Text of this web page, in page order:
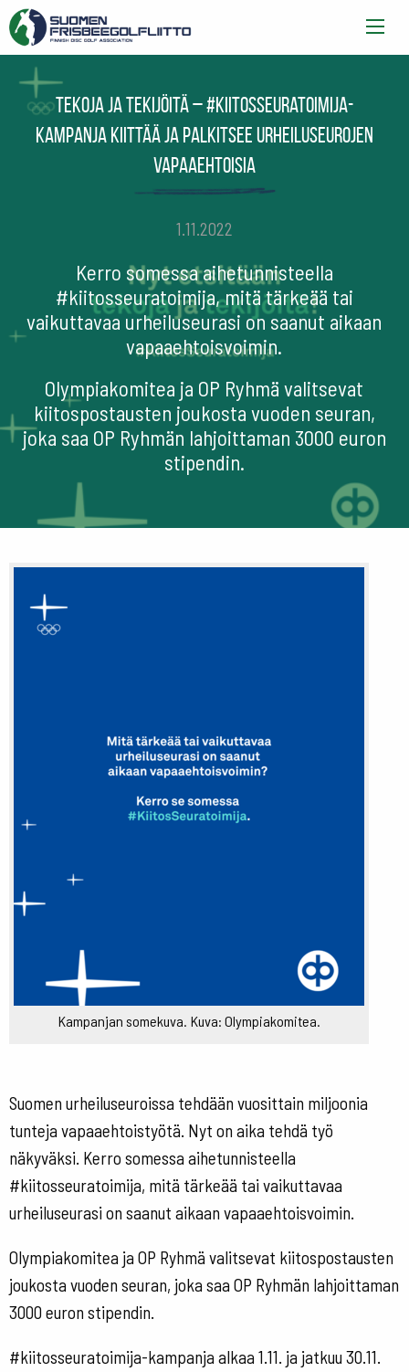
Tekoja ja tekijöitä – #kiitosseuratoimija-
kampanja kiittää ja palkitsee urheiluseurojen
vapaaehtoisia
1.11.2022
Kerro somessa aihetunnisteella
#kiitosseuratoimija, mitä tärkeää tai
vaikuttavaa urheiluseurasi on saanut aikaan
vapaaehtoisvoimin.
Olympiakomitea ja OP Ryhmä valitsevat
kiitospostausten joukosta vuoden seuran,
joka saa OP Ryhmän lahjoittaman 3000 euron
stipendin.
Kampanjan somekuva. Kuva: Olympiakomitea.
Suomen urheiluseuroissa tehdään vuosittain miljoonia
tunteja vapaaehtoistyötä. Nyt on aika tehdä työ
näkyväksi. Kerro somessa aihetunnisteella
#kiitosseuratoimija, mitä tärkeää tai vaikuttavaa
urheiluseurasi on saanut aikaan vapaaehtoisvoimin.
Olympiakomitea ja OP Ryhmä valitsevat kiitospostausten
joukosta vuoden seuran, joka saa OP Ryhmän lahjoittaman
3000 euron stipendin.
#kiitosseuratoimija-kampanja alkaa 1.11. ja jatkuu 30.11.